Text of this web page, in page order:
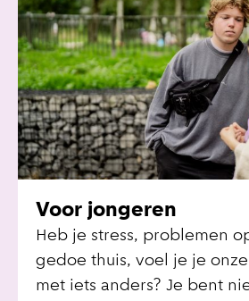
Voor jongeren
Heb je stress, problemen
gedoe thuis, voel je je
met iets anders? Je bent